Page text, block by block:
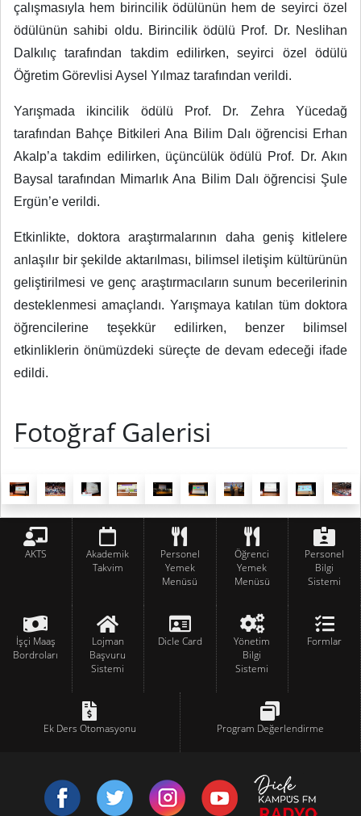
çalışmasıyla hem birincilik ödülünün hem de seyirci özel
ödülünün sahibi oldu. Birincilik ödülü Prof. Dr. Neslihan
Dalkılıç tarafından takdim edilirken, seyirci özel ödülü
Öğretim Görevlisi Aysel Yılmaz tarafından verildi.
Yarışmada ikincilik ödülü Prof. Dr. Zehra Yücedağ
tarafından Bahçe Bitkileri Ana Bilim Dalı öğrencisi Erhan
Akalp’a takdim edilirken, üçüncülük ödülü Prof. Dr. Akın
Baysal tarafından Mimarlık Ana Bilim Dalı öğrencisi Şule
Ergün’e verildi.
Etkinlikte, doktora araştırmalarının daha geniş kitlelere
anlaşılır bir şekilde aktarılması, bilimsel iletişim kültürünün
geliştirilmesi ve genç araştırmacıların sunum becerilerinin
desteklenmesi amaçlandı. Yarışmaya katılan tüm doktora
öğrencilerine teşekkür edilirken, benzer bilimsel
etkinliklerin önümüzdeki süreçte de devam edeceği ifade
edildi.
Fotoğraf Galerisi
AKTS
Akademik
Takvim
Personel
Yemek
Menüsü
Öğrenci
Yemek
Menüsü
Personel
Bilgi
Sistemi
İşçi Maaş
Bordroları
Lojman
Başvuru
Sistemi
Dicle Card
Yönetim
Bilgi
Sistemi
Formlar
Ek Ders Otomasyonu Program Değerlendirme